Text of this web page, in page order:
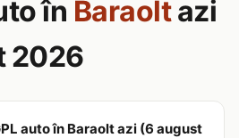
în Baraoltazi
2026
auto în Baraolt azi (6 august